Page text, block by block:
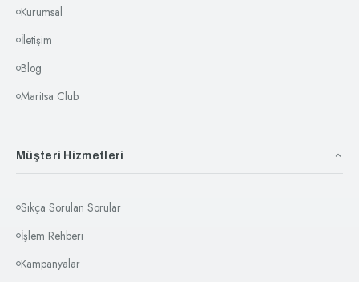
Kurumsal
İletişim
Blog
Maritsa Club
Müşteri Hizmetleri
Sıkça Sorulan Sorular
İşlem Rehberi
Kampanyalar